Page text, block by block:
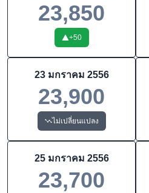
23,850
+50
23 มกราคม 2556
23,900
ไม่เปลี่ยนแปลง
25 มกราคม 2556
23,700